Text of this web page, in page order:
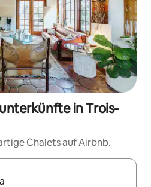
in Trois-
Chalets auf Airbnb.
sind, navigiere mit den